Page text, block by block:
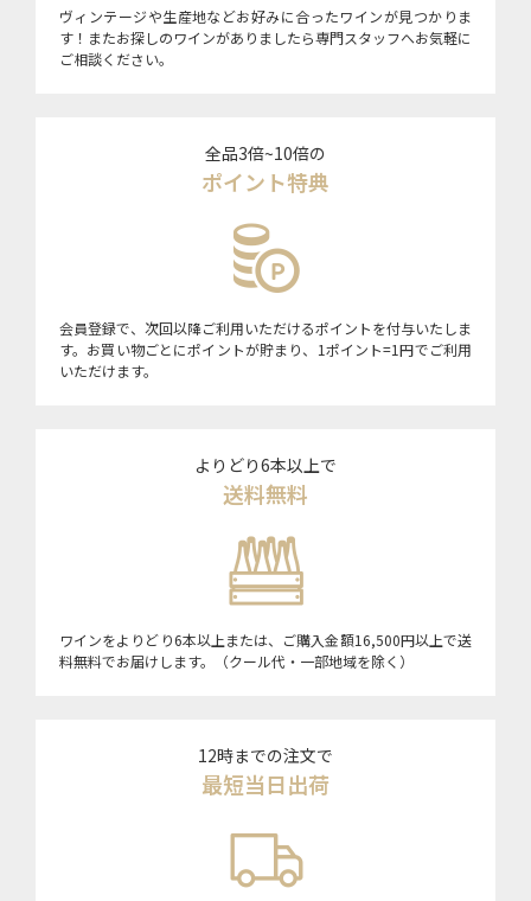
ヴィンテージや生産地などお好みに合ったワインが見つかりま
す！またお探しのワインがありましたら専門スタッフへお気軽に
ご相談ください。
全品3倍~10倍の
ポイント特典
会員登録で、次回以降ご利用いただけるポイントを付与いたしま
す。お買い物ごとにポイントが貯まり、1ポイント=1円でご利用
いただけます。
よりどり6本以上で
送料無料
ワインをよりどり6本以上または、ご購入金額16,500円以上で送
料無料でお届けします。（クール代・一部地域を除く）
12時までの注文で
最短当日出荷